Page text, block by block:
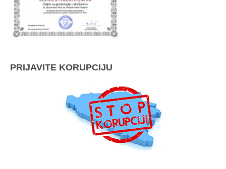
PRIJAVITE KORUPCIJU